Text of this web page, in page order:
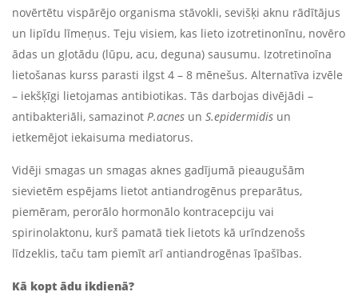
novērtētu vispārējo organisma stāvokli, sevišķi aknu rādītājus
un lipīdu līmeņus. Teju visiem, kas lieto izotretinonīnu, novēro
ādas un gļotādu (lūpu, acu, deguna) sausumu. Izotretinoīna
lietošanas kurss parasti ilgst 4 – 8 mēnešus. Alternatīva izvēle
– iekšķīgi lietojamas antibiotikas. Tās darbojas divējādi –
antibakteriāli, samazinot P.acnes un S.epidermidis un
ietkemējot iekaisuma mediatorus.
Vidēji smagas un smagas aknes gadījumā pieaugušām
sievietēm espējams lietot antiandrogēnus preparātus,
piemēram, perorālo hormonālo kontracepciju vai
spirinolaktonu, kurš pamatā tiek lietots kā urīndzenošs
līdzeklis, taču tam piemīt arī antiandrogēnas īpašības.
Kā kopt ādu ikdienā?